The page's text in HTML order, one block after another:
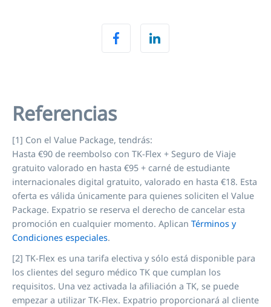
Referencias
[1] Con el Value Package, tendrás:
Hasta €90 de reembolso con TK-Flex + Seguro de Viaje
gratuito valorado en hasta €95 + carné de estudiante
internacionales digital gratuito, valorado en hasta €18. Esta
oferta es válida únicamente para quienes soliciten el Value
Package. Expatrio se reserva el derecho de cancelar esta
promoción en cualquier momento. Aplican Términos y
Condiciones especiales.
[2] TK-Flex es una tarifa electiva y sólo está disponible para
los clientes del seguro médico TK que cumplan los
requisitos. Una vez activada la afiliación a TK, se puede
empezar a utilizar TK-Flex. Expatrio proporcionará al cliente